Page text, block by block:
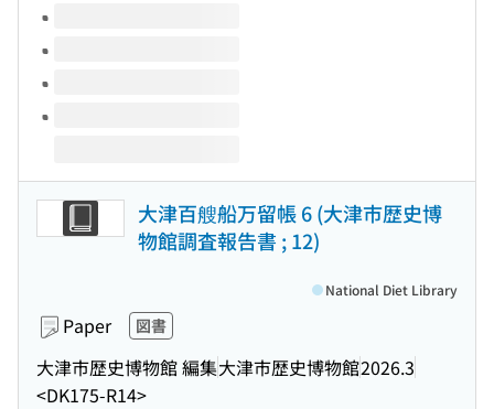
大津百艘船万留帳 6 (大津市歴史博
物館調査報告書 ; 12)
Paper 図書
大津市歴史博物館 編集大津市歴史博物館2026.3
<DK175-R14>
National Diet Library